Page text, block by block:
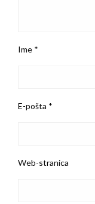
Ime *
E-pošta *
Web-stranica